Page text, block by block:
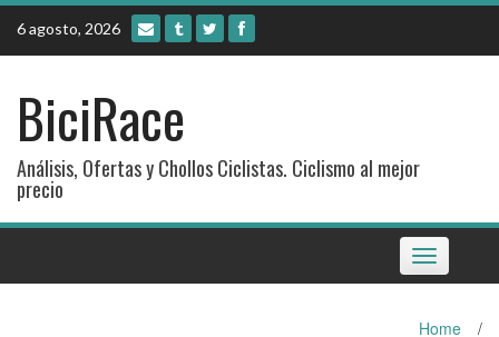
Skip
content
6 agosto, 2026
BiciRace
Análisis, Ofertas y Chollos Ciclistas. Ciclismo al mejor
precio
Toggle
navigation
Home /